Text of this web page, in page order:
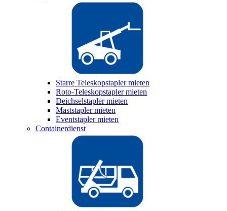
Starre Teleskopstapler mieten
Roto-Teleskopstapler mieten
Deichselstapler mieten
Maststapler mieten
Eventstapler mieten
Containerdienst